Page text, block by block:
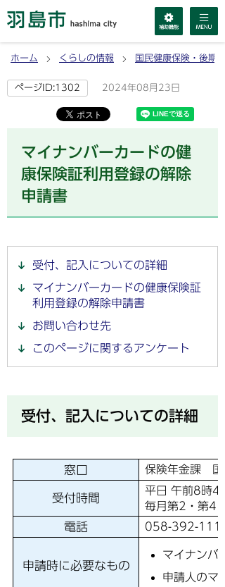
ホーム くらしの情報 国民健康保険・後期
ページID:1302 2024年08月23日
マイナンバーカードの健
康保険証利用登録の解除
申請書
受付、記入についての詳細
マイナンバーカードの健康保険証
利用登録の解除申請書
お問い合わせ先
このページに関するアンケート
受付、記入についての詳細
窓口 保険年金課
受付時間
平日 午前8時
毎月第2・第4
電話 058-392-
申請時に必要なもの
マイナンバ
申請人のマ